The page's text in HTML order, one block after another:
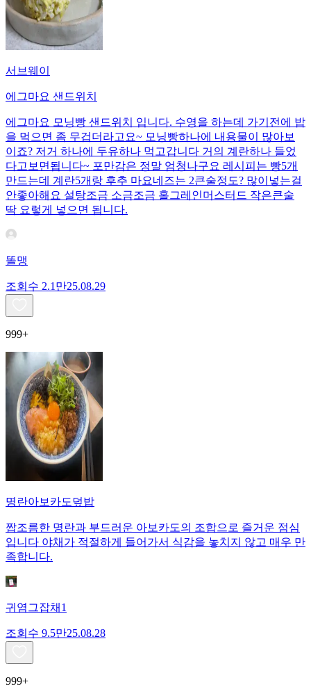
서브웨이
에그마요 샌드위치
에그마요 모닝빵 샌드위치 입니다. 수영을 하는데 가기전에 밥
을 먹으면 좀 무겁더라고요~ 모닝빵하나에 내용물이 많아보
이죠? 저거 하나에 두유하나 먹고갑니다 거의 계란하나 들었
다고보면됩니다~ 포만감은 정말 엄청나구요 레시피는 빵5개
만드는데 계란5개랑 후추 마요네즈는 2큰술정도? 많이넣는걸
안좋아해요 설탕조금 소금조금 홀그레인머스터드 작은큰술
딱 요렇게 넣으면 됩니다.
똘맹
조회수 2.1만25.08.29
999+
명란아보카도덮밥
짭조름한 명란과 부드러운 아보카도의 조합으로 즐거운 점심
입니다 야채가 적절하게 들어가서 식감을 놓치지 않고 매우 만
족합니다.
귀염그잡채1
조회수 9.5만25.08.28
999+